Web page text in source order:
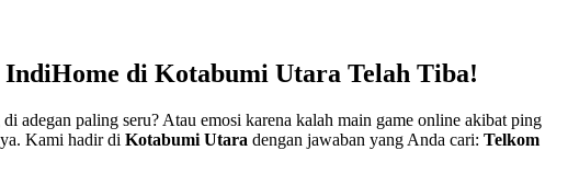
di Kotabumi Utara Telah Tiba!
adegan paling seru? Atau emosi karena kalah main game online akibat ping
Kami hadir di Kotabumi Utara dengan jawaban yang Anda cari: Telkom